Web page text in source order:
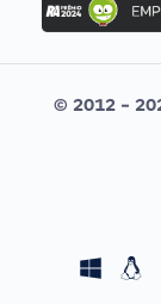
Concurso MPU
Editais publicados
CONCURSOS
Concursos Fiscais
© 2012 -